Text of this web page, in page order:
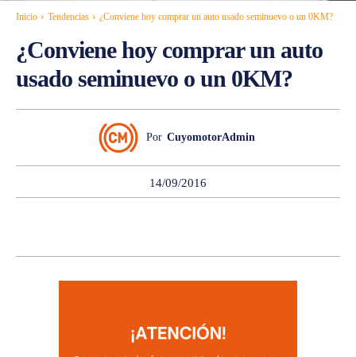
Inicio Tendencias ¿Conviene hoy comprar un auto usado seminuevo o un 0KM?
¿Conviene hoy comprar un auto
usado seminuevo o un 0KM?
Por CuyomotorAdmin
14/09/2016